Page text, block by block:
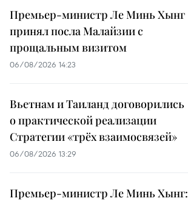
Премьер-министр Ле Минь Хынг
принял посла Малайзии с
прощальным визитом
06/08/2026 14:23
Вьетнам и Таиланд договорились
о практической реализации
Стратегии «трёх взаимосвязей»
06/08/2026 13:29
Премьер-министр Ле Минь Хынг: